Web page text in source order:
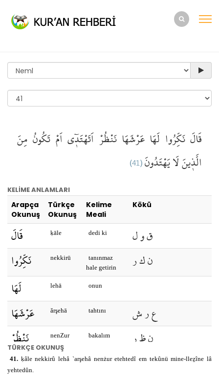
قَالَنَكِّرُوا لَهَاعَرْشَهَانَنْظُرْ اَتَهْتَد۪ٓياَمْ تَكُونُ مِنَ
الَّذ۪ينَلَا يَهْتَدُونَ(41)
KELİME ANLAMLARI
Arapça
Okunuş
Türkçe
Okunuş
Kelime
Meali
Kökü
قَالَ ḳāle dedi ki
ق و ل
نَكِّرُوا
nekkirū
tanınmaz
hale getirin
ن ك ر
لَهَا
lehā onun
عَرْشَهَا ǎrşehā tahtını
ع ر ش
نَنْظُرْ
nenZur bakalım
ن ظ ر
أَتَهْتَدِي
etehtedī
tanıyabilecek
ه د ي
TÜRKÇE OKUNUŞ
41. ḳâle nekkirû lehâ `arşehâ nenżur etehtedî em tekûnü mine-lleẕîne lâ
yehtedûn.